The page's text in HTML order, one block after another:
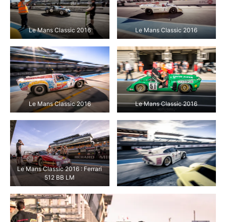
Le Mans Classic 2016 Le Mans Classic 2016
Le Mans Classic 2016 Le Mans Classic 2016
Le Mans Classic 2016 : Ferrari
512 BB LM